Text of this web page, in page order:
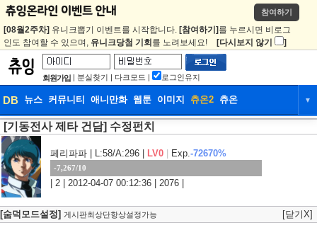
참여하기
[08월2주차] 유니크뽑기 이벤트를 시작합니다. [참여하기] 를 누르시면 비로그
인도 참여할 수 있으며, 유니크당첨 기회 를 노려보세요! [다시보지 않기 ]
회원가입 | 분실찾기 | 다크모드 | 로그인유지
DB 뉴스 커뮤니티 애니만화 웹툰 이미지 츄온2 츄온 ▼
DB 뉴스
웹툰 이미지 츄온2
[기동전사 제타 건담] 수정펀치
페리파파 | L:58/A:296 | LV0 Exp.-72670%
-7,267/10
| 2 | 2012-04-07 00:12:36 | 2076 |
[숨덕모드설정] 게시판최상단항상설정가능 [닫기X]